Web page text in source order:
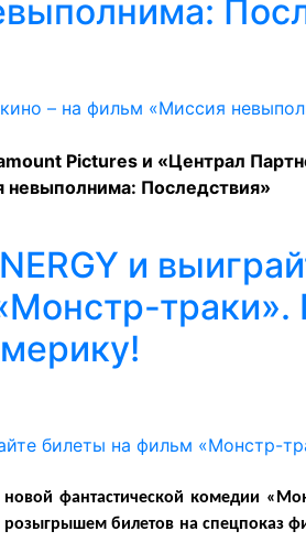
Pictures и «Централ
невыполнима: Последствия»
и
траки».
фантастической комедии
розыгрышем билетов на спецпоказ